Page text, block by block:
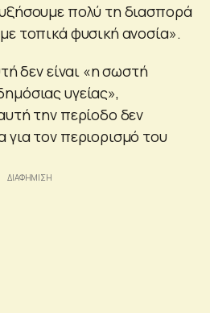
πολύ τη διασπορά
τοπικά φυσική ανοσία».
δεν είναι «η σωστή
υγείας»,
την περίοδο δεν
για τον περιορισμό του